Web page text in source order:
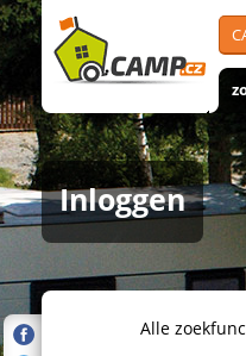
Inloggen
Alle zoekfuncties